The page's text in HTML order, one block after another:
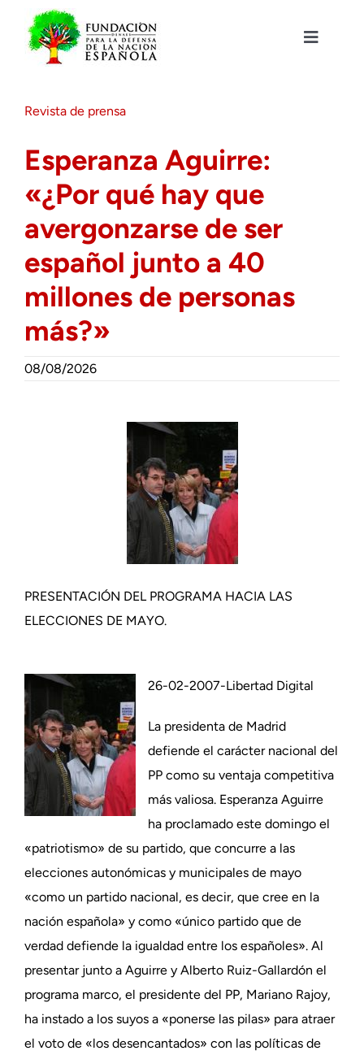
contenido
Toggle
Actualidad
Actividades
Colabora
Revista de prensa
Esperanza Aguirre:
«¿Por qué hay que
avergonzarse de ser
español junto a 40
millones de personas
más?»
08/08/2026
PRESENTACIÓN DEL PROGRAMA HACIA LAS
ELECCIONES DE MAYO.
26-02-2007-Libertad Digital
La presidenta de Madrid
defiende el carácter nacional del
PP como su ventaja competitiva
más valiosa. Esperanza Aguirre
ha proclamado este domingo el
«patriotismo» de su partido, que concurre a las
elecciones autonómicas y municipales de mayo
«como un partido nacional, es decir, que cree en la
nación española» y como «único partido que de
verdad defiende la igualdad entre los españoles». Al
presentar junto a Aguirre y Alberto Ruiz-Gallardón el
programa marco, el presidente del PP, Mariano Rajoy,
ha instado a los suyos a «ponerse las pilas» para atraer
el voto de «los desencantados» con las políticas de